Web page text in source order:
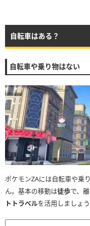
自転車はある？
自転車や乗り物はない
ポケモンZAには自転車や乗
ん。基本の移動は徒歩で、
トトラベルを活用しましょう